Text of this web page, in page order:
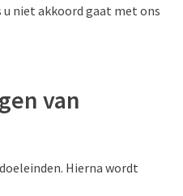
u niet akkoord gaat met ons
van
Hierna wordt